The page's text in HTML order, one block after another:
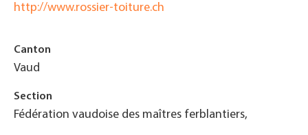
http://www.rossier-toiture.ch
Canton
Vaud
Section
Fédération vaudoise des maîtres ferblantiers,